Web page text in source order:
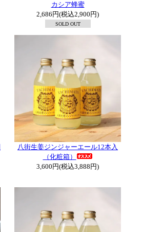
カシア蜂蜜
2,686円(税込2,900円)
SOLD OUT
八街生姜ジンジャーエール12本入
（化粧箱）
3,600円(税込3,888円)